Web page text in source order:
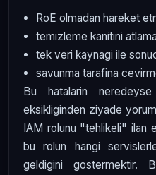
RoE olmadan hareket
temizleme kanitini atlama
tek veri kaynagi ile
savunma tarafina
Bu hatalarin
eksikliginden ziyade
IAM rolunu "tehlikeli" ilan
bu rolun hangi
geldigini gostermektir.